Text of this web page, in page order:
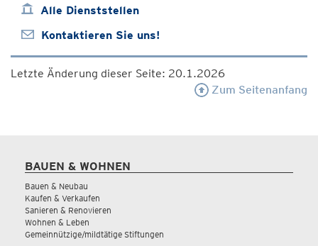
Alle Dienststellen
Kontaktieren Sie uns!
Letzte Änderung dieser Seite: 20.1.2026
Zum Seitenanfang
BAUEN & WOHNEN
Bauen & Neubau
Kaufen & Verkaufen
Sanieren & Renovieren
Wohnen & Leben
Gemeinnützige/mildtätige Stiftungen